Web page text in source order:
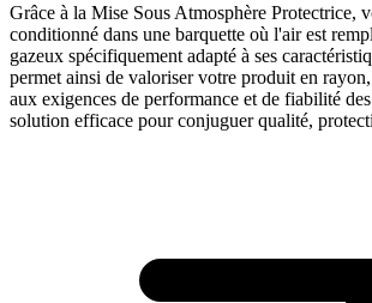
Grâce à la Mise Sous Atmosphère Protectrice,
conditionné dans une barquette où l'air est
gazeux spécifiquement adapté à ses
permet ainsi de valoriser votre produit en
aux exigences de performance et de fiabilité
solution efficace pour conjuguer qualité,